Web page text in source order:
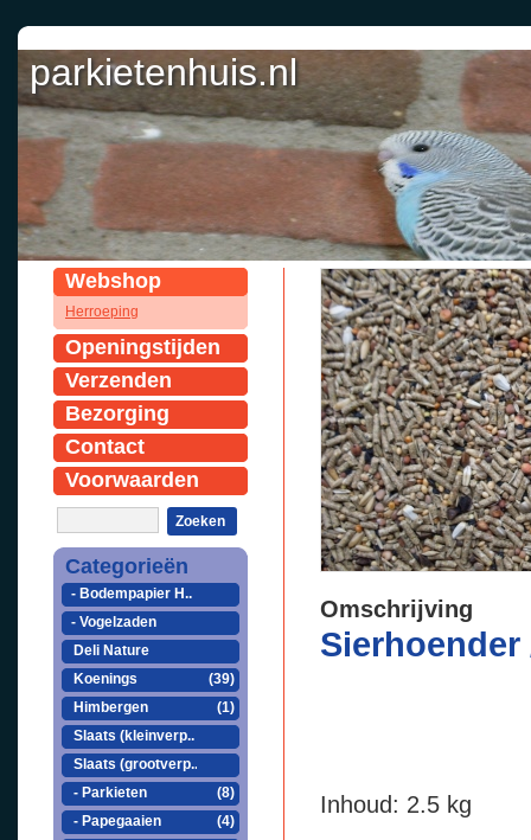
parkietenhuis.nl
Webshop
Herroeping
Openingstijden
Verzenden
Bezorging
Contact
Voorwaarden
Zoeken
Categorieën
- Bodempapier H..
- Vogelzaden
Deli Nature
Koenings
(39)
Himbergen
(1)
Slaats (kleinverp..
Slaats (grootverp..
- Parkieten
(8)
- Papegaaien
(4)
Omschrijving
Inhoud: 2.5 kg